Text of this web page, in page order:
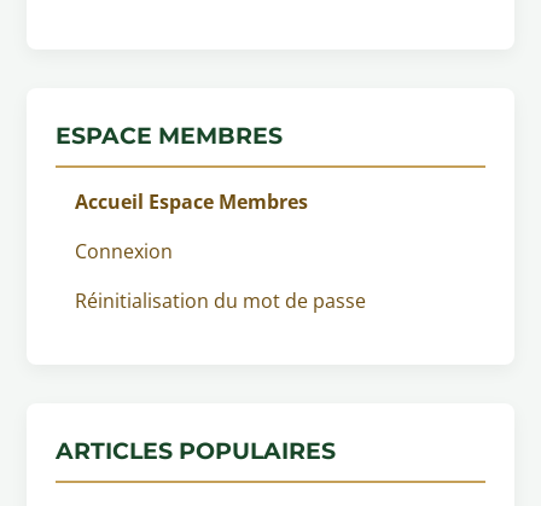
ESPACE MEMBRES
Accueil Espace Membres
Connexion
Réinitialisation du mot de passe
ARTICLES POPULAIRES